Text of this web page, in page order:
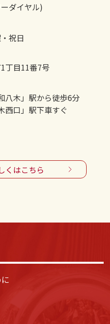
ダイヤル)
祝日
丁目11番7号
八木」駅から徒歩6分
西口」駅下車すぐ
くはこちら